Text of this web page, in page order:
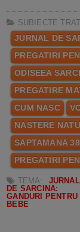
SUBIECTE
JURNAL DE
PREGATIRI
ODISEEA
PREGATIRE
CUM NASC
NASTERE
SAPTAMANA 38
PREGATIRI
TEMA:
JURNAL
DE SARCINA:
GANDURI PENTRU
BEBE